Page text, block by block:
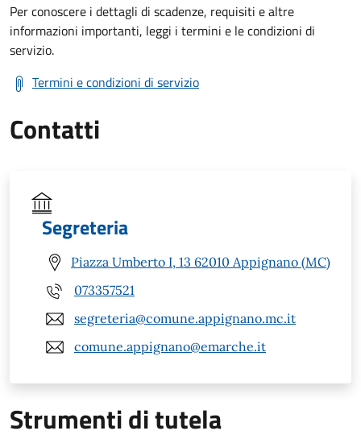
Per conoscere i dettagli di scadenze, requisiti e altre
informazioni importanti, leggi i termini e le condizioni di
servizio.
Termini e condizioni di servizio
Contatti
Segreteria
Piazza Umberto I, 13 62010 Appignano (MC)
073357521
segreteria@comune.appignano.mc.it
comune.appignano@emarche.it
Strumenti di tutela